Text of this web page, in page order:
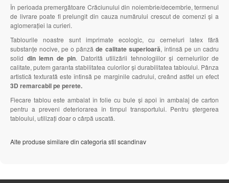
În perioada premergătoare Crăciunului din noiembrie/decembrie, termenul
de livrare poate fi prelungit din cauza numărului crescut de comenzi și a
aglomerației la curieri.
Tablourile noastre sunt imprimate ecologic, cu cerneluri latex fără
substanțe nocive, pe o pânzăde calitate superioară, întinsă pe un cadru
solid din lemn de pin. Datorită utilizării tehnologiilor și cernelurilor de
calitate, putem garanta stabilitatea culorilor și durabilitatea tabloului. Pânza
artistică texturată este întinsă pe marginile cadrului, creând astfel un efect
3D remarcabil pe perete.
Fiecare tablou este ambalat în folie cu bule și apoi în ambalaj de carton
pentru a preveni deteriorarea în timpul transportului. Pentru ștergerea
tabloului, utilizați doar o cârpă uscată.
Alte produse similare din categoria stil scandinav